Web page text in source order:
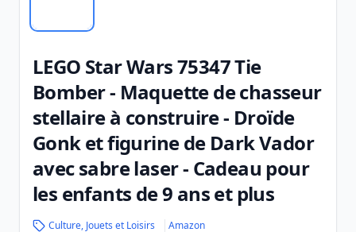
LEGO Star Wars 75347 Tie
Bomber - Maquette de chasseur
stellaire à construire - Droïde
Gonk et figurine de Dark Vador
avec sabre laser - Cadeau pour
les enfants de 9 ans et plus
Culture, Jouets et Loisirs Amazon